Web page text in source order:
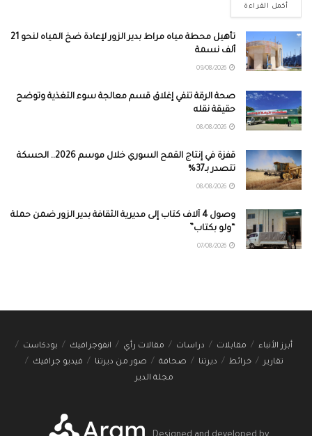
أكمل القراءة
تأهيل محطة مياه مراط بدير الزور لإعادة ضخ المياه لنحو 21
ألف نسمة
صحة الرقة تنفي إغلاق قسم معالجة سوء التغذية وتوضح
حقيقة نقله
قفزة في إنتاج القمح السوري خلال موسم 2026.. الحسكة
تتصدر بـ37%
وصول 4 آلاف كتاب إلى مديرية الثقافة بدير الزور ضمن حملة
“ولو بكتاب”
أبرز الأنباء مقابلات دراسات مقالات رأي انفوجرافيك
بودكاست
تقارير
خرائط ديرتنا صحافة صور من ديرتنا
فيديو جرافيك
مجلة الدير